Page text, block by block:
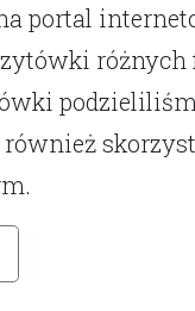
portal
różnych